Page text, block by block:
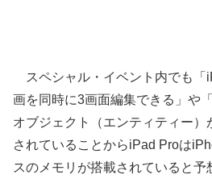
スペシャル・イベント内でも「
画を同時に3画面編集できる」や「
オブジェクト（エンティティー）
されていることからiPad Proは
スのメモリが搭載されていると予